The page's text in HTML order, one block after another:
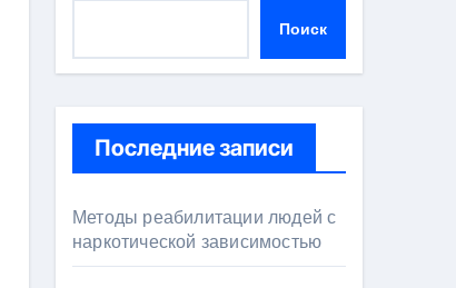
Поиск
Последние записи
Методы реабилитации людей с
наркотической зависимостью